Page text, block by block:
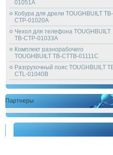
01051A
Кобура для дрели TOUGHBUILT TB-
CTP-01020A
Чехол для телефона TOUGHBUILT
TB-CTP-01033A
Комплект разнорабочего
TOUGHBUILT TB-CTTB-01111C
Разгрузочный пояс TOUGHBUILT
CTL-01040B
Партнеры